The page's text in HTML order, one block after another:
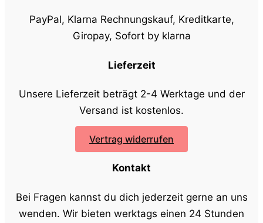
PayPal, Klarna Rechnungskauf, Kreditkarte,
Giropay, Sofort by klarna
Lieferzeit
Unsere Lieferzeit beträgt 2-4 Werktage und der
Versand ist kostenlos.
Vertrag widerrufen
Kontakt
Bei Fragen kannst du dich jederzeit gerne an uns
wenden. Wir bieten werktags einen 24 Stunden